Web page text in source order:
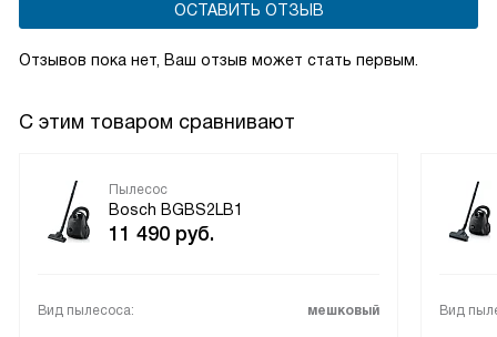
ОСТАВИТЬ ОТЗЫВ
Отзывов пока нет, Ваш отзыв может стать первым.
С этим товаром сравнивают
Пылесос
Bosch BGBS2LB1
11 490 руб.
Вид пылесоса: мешковый Вид